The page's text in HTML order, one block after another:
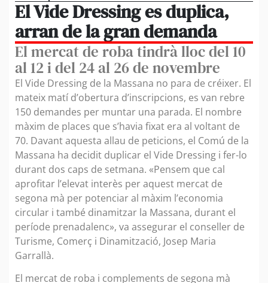
El Vide Dressing es duplica,
arran de la gran demanda
El mercat de roba tindrà lloc del 10
al 12 i del 24 al 26 de novembre
El Vide Dressing de la Massana no para de créixer. El
mateix matí d’obertura d’inscripcions, es van rebre
150 demandes per muntar una parada. El nombre
màxim de places que s’havia fixat era al voltant de
70. Davant aquesta allau de peticions, el Comú de la
Massana ha decidit duplicar el Vide Dressing i fer-lo
durant dos caps de setmana. «Pensem que cal
aprofitar l’elevat interès per aquest mercat de
segona mà per potenciar al màxim l’economia
circular i també dinamitzar la Massana, durant el
període prenadalenc», va assegurar el conseller de
Turisme, Comerç i Dinamització, Josep Maria
Garrallà.
El mercat de roba i complements de segona mà